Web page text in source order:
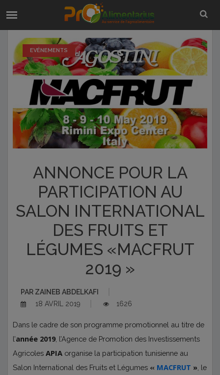
EVÉNEMENTS
ANNONCE POUR LA
PARTICIPATION AU
SALON INTERNATIONAL
DES FRUITS ET
LÉGUMES «MACFRUT
2019 »
PARZAINEB ABDELKAFI
18 AVRIL 2019
1626
Dans le cadre de son programme promotionnel au titre de
l’année 2019 , l’Agence de Promotion des Investissements
Agricoles APIA organise la participation tunisienne au
Salon International des Fruits et Légumes « MACFRUT » , le